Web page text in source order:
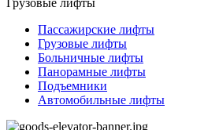
Пассажирские лифты
Грузовые лифты
Больничные лифты
Панорамные лифты
Подъемники
Автомобильные лифты